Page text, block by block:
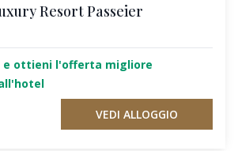
Resort Passeier
e ottieni l'offerta migliore
VEDI ALLOGGIO